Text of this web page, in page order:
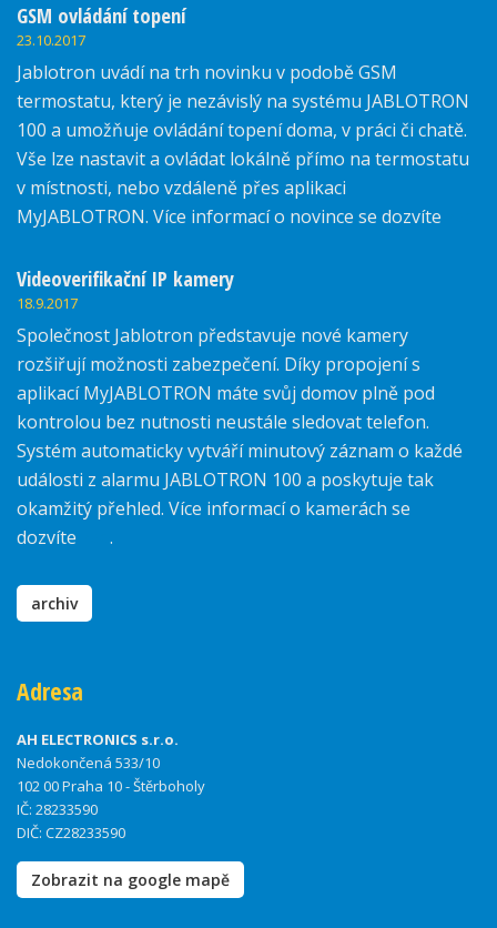
GSM ovládání topení
23.10.2017
Jablotron uvádí na trh novinku v podobě GSM
termostatu, který je nezávislý na systému JABLOTRON
100 a umožňuje ovládání topení doma, v práci či chatě.
Vše lze nastavit a ovládat lokálně přímo na termostatu
v místnosti, nebo vzdáleně přes aplikaci
MyJABLOTRON. Více informací o novince se dozvíte
Videoverifikační IP kamery
18.9.2017
Společnost Jablotron představuje nové kamery
rozšiřují možnosti zabezpečení. Díky propojení s
aplikací MyJABLOTRON máte svůj domov plně pod
kontrolou bez nutnosti neustále sledovat telefon.
Systém automaticky vytváří minutový záznam o každé
události z alarmu JABLOTRON 100 a poskytuje tak
okamžitý přehled. Více informací o kamerách se
dozvíte
.
archiv
Adresa
AH ELECTRONICS s.r.o.
Nedokončená 533/10
102 00 Praha 10 - Štěrboholy
IČ: 28233590
DIČ: CZ28233590
Zobrazit na google mapě